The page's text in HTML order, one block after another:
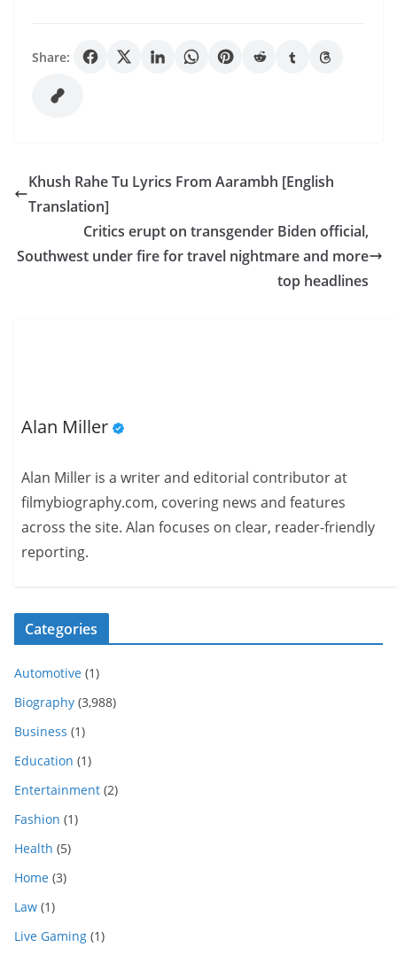
Share:
Khush Rahe Tu Lyrics From Aarambh [English
Translation]
Critics erupt on transgender Biden official,
Southwest under fire for travel nightmare and more
top headlines
Alan Miller
Alan Miller is a writer and editorial contributor at
filmybiography.com, covering news and features
across the site. Alan focuses on clear, reader-friendly
reporting.
Categories
Automotive (1)
Biography (3,988)
Business (1)
Education (1)
Entertainment (2)
Fashion (1)
Health (5)
Home (3)
Law (1)
Live Gaming (1)